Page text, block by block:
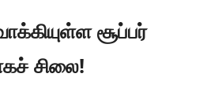
சூப்பர்
சிலை!